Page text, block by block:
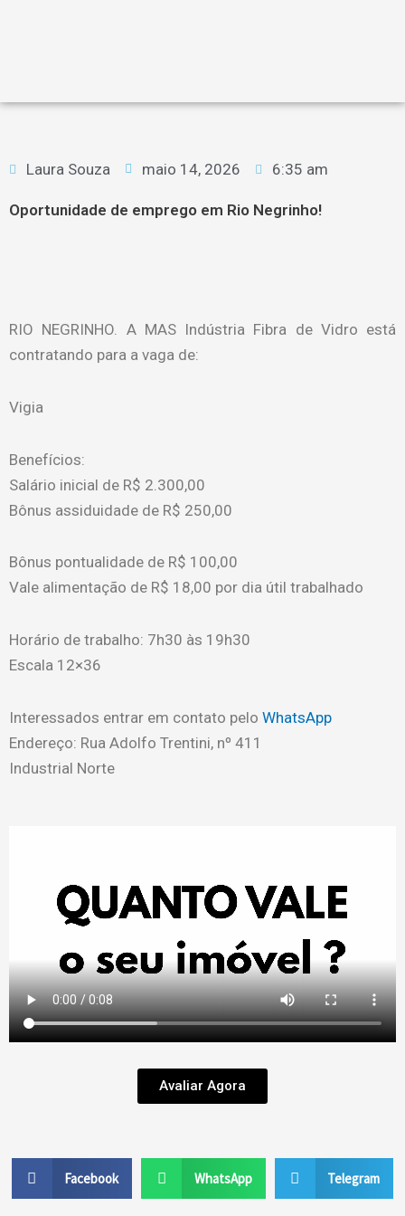
Laura Souza maio 14, 2026 6:35 am
Oportunidade de emprego em Rio Negrinho!
RIO NEGRINHO. A MAS Indústria Fibra de Vidro está
contratando para a vaga de:
Vigia
Benefícios:
Salário inicial de R$ 2.300,00
Bônus assiduidade de R$ 250,00
Bônus pontualidade de R$ 100,00
Vale alimentação de R$ 18,00 por dia útil trabalhado
Horário de trabalho: 7h30 às 19h30
Escala 12×36
Interessados entrar em contato pelo WhatsApp
Endereço: Rua Adolfo Trentini, nº 411
Industrial Norte
Avaliar Agora
Facebook WhatsApp Telegram